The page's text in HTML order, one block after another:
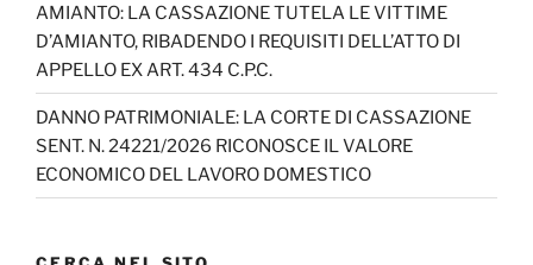
AMIANTO: LA CASSAZIONE TUTELA LE VITTIME
D’AMIANTO, RIBADENDO I REQUISITI DELL’ATTO DI
APPELLO EX ART. 434 C.P.C.
DANNO PATRIMONIALE: LA CORTE DI CASSAZIONE
SENT. N. 24221/2026 RICONOSCE IL VALORE
ECONOMICO DEL LAVORO DOMESTICO